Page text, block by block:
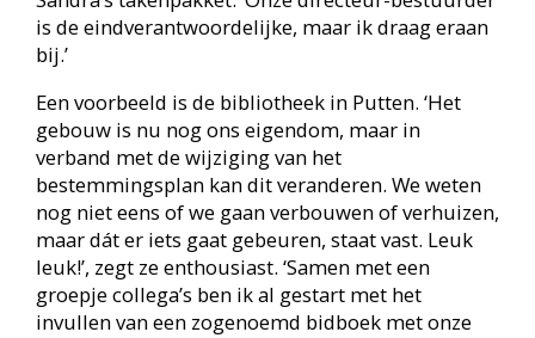
Een tweede aandachtspunt is de vestiging in
Elspeet, gevestigd in het Kulturhus, het lokale
dorpshuis. Hierin is de bibliotheek de stabiele
partij, op het moment samen met onder andere
het fanfarekorps, Stichting Cultuurkunst, een
zorgorganisatie en kinderopvang.
‘We willen hier meer leven in de brouwerij en nóg
meer een gastvrije plek zijn voor de hele
gemeenschap. Dat heeft uiteraard consequenties
voor de inrichting en misschien voor een flinke
verbouwing. Hoe ver we daarmee kunnen gaan,
hangt nog af van een aantal Europese subsidies
en toezeggingen van de gemeente.’